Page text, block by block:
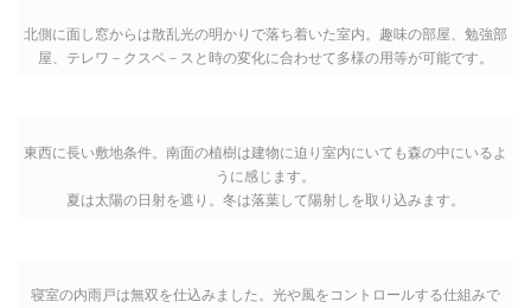
北側に面し窓からは散乱光の明かりで落ち着いた室内。趣味の部屋、勉強部
屋、テレワ－クスペ－スと時の変化に合わせて多様の用等が可能です。
東西に長い敷地条件。南面の植樹は建物に迫り室内にいても森の中にいるよ
うに感じます。
夏は太陽の日射を遮り。冬は落葉して陽射しを取り込みます。
寝室の内雨戸は無双を仕込みました。光や風をコントロールする仕組みで